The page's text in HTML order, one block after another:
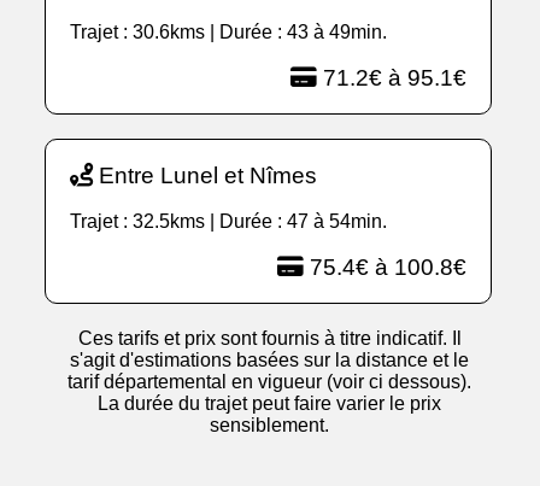
Trajet : 30.6kms | Durée : 43 à 49min.
71.2€ à 95.1€
Entre Lunel et Nîmes
Trajet : 32.5kms | Durée : 47 à 54min.
75.4€ à 100.8€
Ces tarifs et prix sont fournis à titre indicatif. Il
s'agit d'estimations basées sur la distance et le
tarif départemental en vigueur (voir ci dessous).
La durée du trajet peut faire varier le prix
sensiblement.